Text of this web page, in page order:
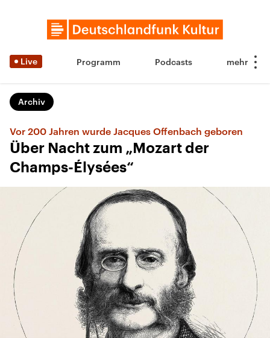
Live Programm Podcasts
Archiv
Vor 200 Jahren wurde Jacques Offenbach geboren
Über Nacht zum „Mozart der
Champs-Élysées“